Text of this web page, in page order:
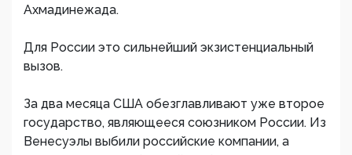
Ахмадинежада.
Для России это сильнейший экзистенциальный
вызов.
За два месяца США обезглавливают уже второе
государство, являющееся союзником России. Из
Венесуэлы выбили российские компании, а